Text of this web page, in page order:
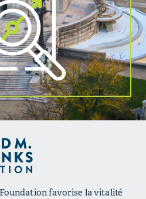
favorise la vitalité